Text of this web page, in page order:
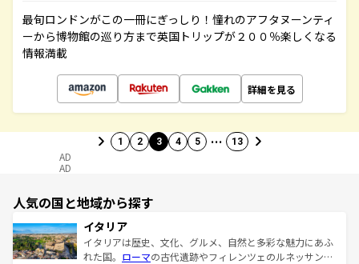
最旬ロンドンがこの一冊にぎっしり！憧れのアフタヌーンティ
ーから博物館の巡り方まで英国トリップが２００％楽しくなる
情報満載
詳細を見る
1 2 3 4 5 … 13
AD
AD
人気の国と地域から探す
イタリア
イタリアは歴史、文化、グルメ、自然と多彩な魅力にあふ
れた国。 ローマの古代遺跡やフィレンツェのルネッサンス